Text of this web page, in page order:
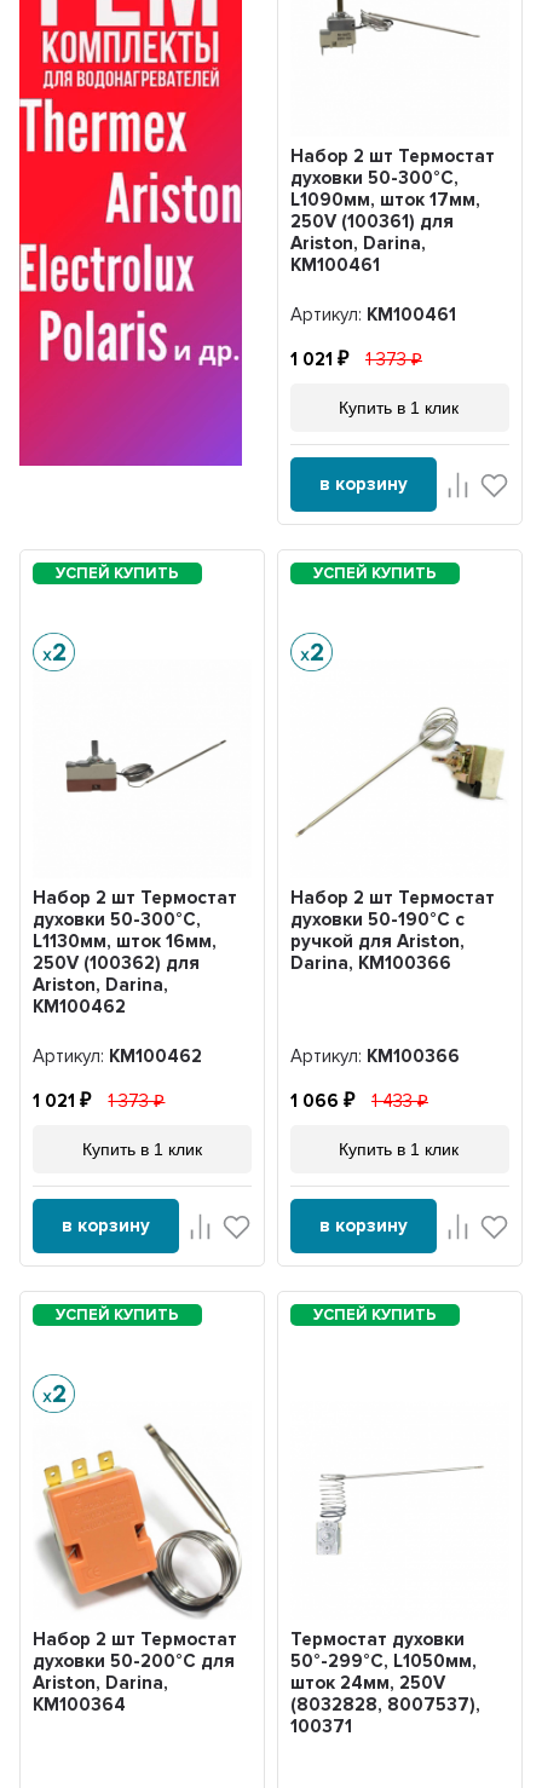
Набор 2 шт Термостат
духовки 50-300°С,
L1090мм, шток 17мм,
250V (100361) для
Ariston, Darina,
KM100461
Артикул: KM100461
1 021 1 373
Купить в 1 клик
в корзину
Набор 2 шт Термостат
духовки 50-300°С,
L1130мм, шток 16мм,
250V (100362) для
Ariston, Darina,
KM100462
Артикул: KM100462
1 021 1 373
Купить в 1 клик
в корзину
Набор 2 шт Термостат
духовки 50-190°С с
ручкой для Ariston,
Darina, KM100366
Артикул: KM100366
1 066 1 433
Купить в 1 клик
в корзину
Набор 2 шт Термостат
духовки 50-200°С для
Ariston, Darina,
KM100364
Термостат духовки
50°-299°С, L1050мм,
шток 24мм, 250V
(8032828, 8007537),
100371